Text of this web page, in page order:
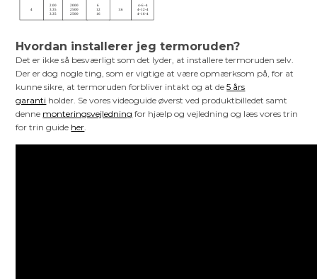
Hvordan installerer jeg termoruden?
Det er ikke så besværligt som det lyder, at installere termoruden selv.
Der er dog nogle ting, som er vigtige at være opmærksom på, for at
kunne sikre, at termoruden forbliver intakt og at de5 års
garanti holder. Se vores videoguide øverst ved produktbilledet samt
denne monteringsvejledning for hjælp og vejledning og læs vores trin
for trin guide her.